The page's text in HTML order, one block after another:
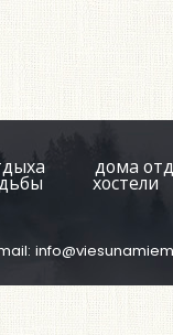
дома
хостели